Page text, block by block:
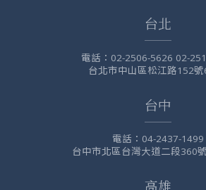
台北
電話： 02-2506-5626 02-
台北市中山區松江路152號
台中
電話： 04-2437-1499
台中市北區台灣大道二段360